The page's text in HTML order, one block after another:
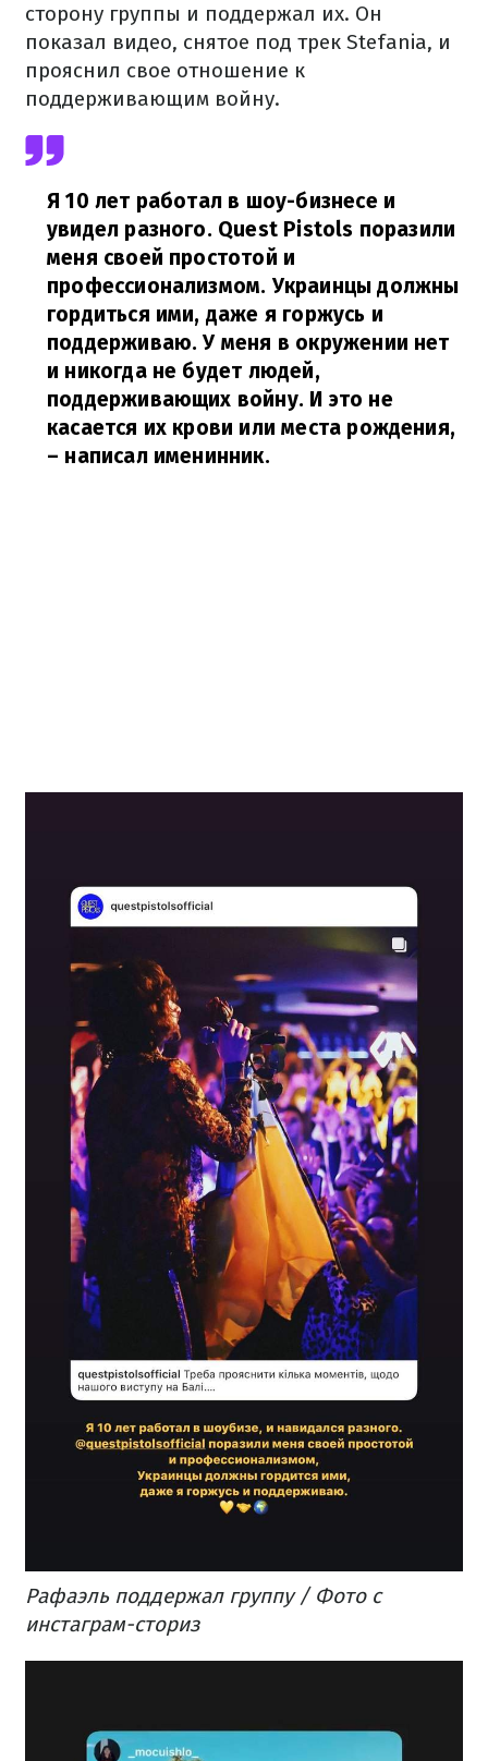
сторону группы и поддержал их. Он
показал видео, снятое под трек Stefania, и
прояснил свое отношение к
поддерживающим войну.
Я 10 лет работал в шоу-бизнесе и
увидел разного. Quest Pistols поразили
меня своей простотой и
профессионализмом. Украинцы должны
гордиться ими, даже я горжусь и
поддерживаю. У меня в окружении нет
и никогда не будет людей,
поддерживающих войну. И это не
касается их крови или места рождения,
– написал именинник.
Рафаэль поддержал группу / Фото с
инстаграм-сториз